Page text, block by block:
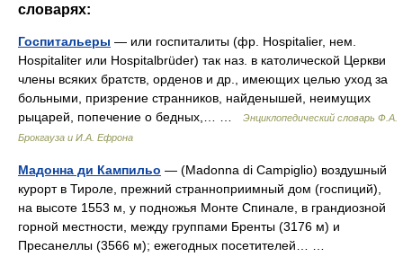
словарях:
Госпитальеры — или госпиталиты (фр. Hospitalier, нем.
Hospitaliter или Hospitalbrüder) так наз. в католической Церкви
члены всяких братств, орденов и др., имеющих целью уход за
больными, призрение странников, найденышей, неимущих
рыцарей, попечение о бедных,… …
Энциклопедический словарь Ф.А.
Брокгауза и И.А. Ефрона
Мадонна ди Кампильо — (Madonna di Campiglio) воздушный
курорт в Тироле, прежний странноприимный дом (госпиций),
на высоте 1553 м, у подножья Монте Спинале, в грандиозной
горной местности, между группами Бренты (3176 м) и
Пресанеллы (3566 м); ежегодных посетителей… …